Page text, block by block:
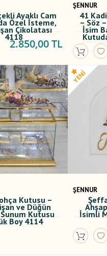
Ayaklı Cam
Özel İsteme,
Çikolatası
4118
2.850,00 TL
ŞENNUR
41
– Söz
İsim
Kutusu –
ve Düğün
Sunum Kutusu
Boy 4114
ŞENNUR
İsimli